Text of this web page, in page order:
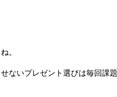
。
ないプレゼント選びは毎回課題